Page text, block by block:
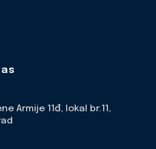
Armije 11đ, lokal br.11,